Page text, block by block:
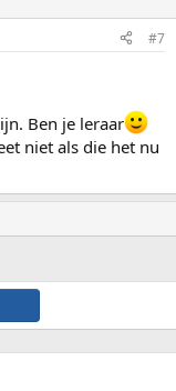
#7
Ben je leraar
niet als die het nu